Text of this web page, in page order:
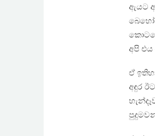
ඇයට
බෙහෝ
අපි
ඒ
අඳුර